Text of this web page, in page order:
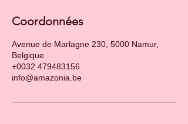
Coordonnées
Avenue de Marlagne 230, 5000 Namur,
Belgique
+0032 479483156
info@amazonia.be